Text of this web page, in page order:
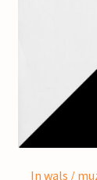
In wals /